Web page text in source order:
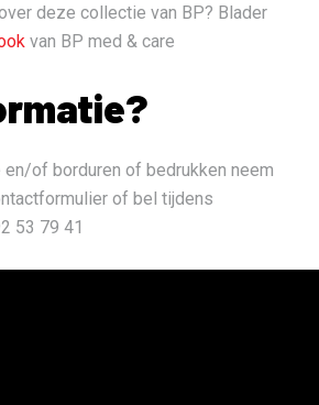
deze collectie van BP? Blader
van BP med & care
of borduren of bedrukken neem
of bel tijdens
53 79 41